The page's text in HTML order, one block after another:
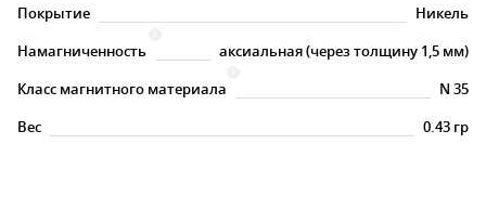
Покрытие
Никель
Намагниченность
аксиальная (через толщину 1,5 мм)
Класс магнитного материала
N 35
Вес
0.43 гр